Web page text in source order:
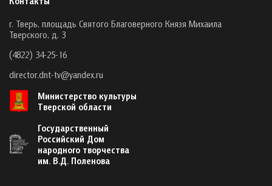
г. Тверь, площадь Святого Благоверного Князя Михаила
Тверского, д. 3
(4822) 34-25-16
director.dnt-tv@yandex.ru
Министерство культуры
Тверской области
Государственный
Российский Дом
народного творчества
им. В.Д. Поленова